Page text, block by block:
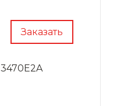
Заказать